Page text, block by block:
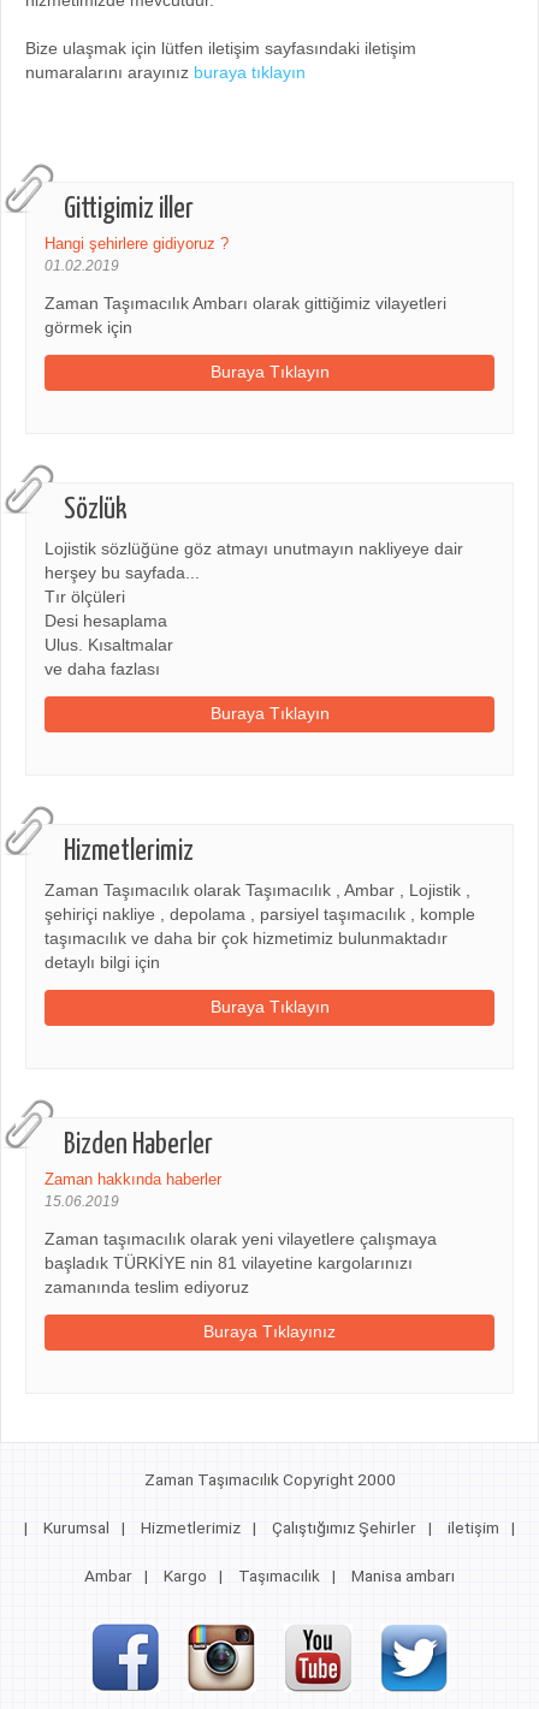
Gittigimiz iller
Hangi şehirlere gidiyoruz ?
01.02.2019
Zaman Taşımacılık Ambarı olarak gittiğimiz vilayetleri
görmek için
Buraya Tıklayın
Sözlük
Lojistik sözlüğüne göz atmayı unutmayın nakliyeye dair
herşey bu sayfada...
Tır ölçüleri
Desi hesaplama
Ulus. Kısaltmalar
ve daha fazlası
Buraya Tıklayın
Hizmetlerimiz
Zaman Taşımacılık olarak Taşımacılık , Ambar , Lojistik ,
şehiriçi nakliye , depolama , parsiyel taşımacılık , komple
taşımacılık ve daha bir çok hizmetimiz bulunmaktadır
detaylı bilgi için
Buraya Tıklayın
Bizden Haberler
Zaman hakkında haberler
15.06.2019
Zaman taşımacılık olarak yeni vilayetlere çalışmaya
başladık TÜRKİYE nin 81 vilayetine kargolarınızı
zamanında teslim ediyoruz
Buraya Tıklayınız
Bize ulaşmak için lütfen iletişim sayfasındaki iletişim
numaralarını arayınız buraya tıklayın
Zaman Taşımacılık Copyright 2000
| Kurumsal | Hizmetlerimiz | Çalıştığımız Şehirler | iletişim |
Ambar | Kargo | Taşımacılık | Manisa ambarı